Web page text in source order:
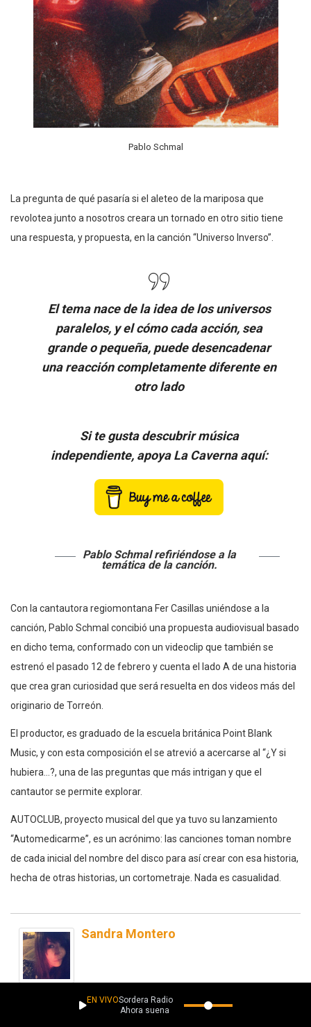
Pablo Schmal
La pregunta de qué pasaría si el aleteo de la mariposa que
revolotea junto a nosotros creara un tornado en otro sitio tiene
una respuesta, y propuesta, en la canción “Universo Inverso”.
El tema nace de la idea de los universos
paralelos, y el cómo cada acción, sea
grande o pequeña, puede desencadenar
una reacción completamente diferente en
otro lado
Si te gusta descubrir música
independiente, apoya La Caverna aquí:
Pablo Schmal refiriéndose a la
temática de la canción.
Con la cantautora regiomontana Fer Casillas uniéndose a la
canción, Pablo Schmal concibió una propuesta audiovisual basado
en dicho tema, conformado con un videoclip que también se
estrenó el pasado 12 de febrero y cuenta el lado A de una historia
que crea gran curiosidad que será resuelta en dos videos más del
originario de Torreón.
El productor, es graduado de la escuela británica Point Blank
Music, y con esta composición el se atrevió a acercarse al “¿Y si
hubiera…?, una de las preguntas que más intrigan y que el
cantautor se permite explorar.
AUTOCLUB, proyecto musical del que ya tuvo su lanzamiento
“Automedicarme”, es un acrónimo: las canciones toman nombre
de cada inicial del nombre del disco para así crear con esa historia,
hecha de otras historias, un cortometraje. Nada es casualidad.
Sandra Montero
EN VIVOSordera Radio
Ahora suena